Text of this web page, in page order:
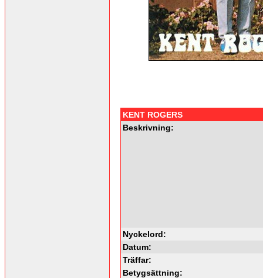
KENT ROGERS
Beskrivning:
Nyckelord:
Datum:
Träffar:
Betygsättning: